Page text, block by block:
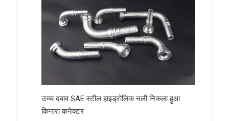
उच्च दबाव SAE स्टील हाइड्रोलिक नली निकला हुआ
किनारा कनेक्टर